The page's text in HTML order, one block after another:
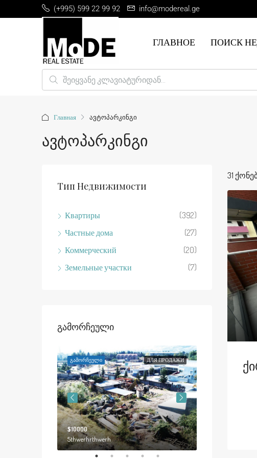
(+995) 599 22 99 92 info@modereal.ge
ГЛАВНОЕ ПОИСК
Главная ავტოპარკინგი
Ავტოპარკინგი
31
Тип Недвижимости
Квартиры
(392)
Частные дома
(27)
Коммерческий
(20)
Земельные участки
(7)
Გამორჩეული
ДЛЯ ПРОДАЖИ
ᲒᲐᲛᲝᲠᲩᲔᲣᲚᲘ
$10000
5thwerhrthwerh